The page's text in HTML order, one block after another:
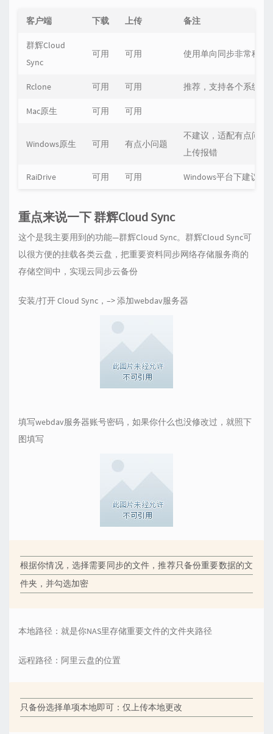
客户端 下载 上传 备注
群辉Cloud
Sync
可用 可用 使用单向同步非常稳定
Rclone 可用 可用 推荐，支持各个系统
Mac原生 可用 可用
Windows原生 可用 有点小问题
不建议，适配有点问题
上传报错
RaiDrive 可用 可用 Windows平台下建议用
重点来说一下 群辉Cloud Sync
这个是我主要用到的功能—群辉Cloud Sync。群辉Cloud Sync可
以很方便的挂载各类云盘，把重要资料同步网络存储服务商的
存储空间中，实现云同步云备份
安装/打开 Cloud Sync，–> 添加webdav服务器
填写webdav服务器账号密码，如果你什么也没修改过，就照下
图填写
根据你情况，选择需要同步的文件，推荐只备份重要数据的文
件夹，并勾选加密
本地路径：就是你NAS里存储重要文件的文件夹路径
远程路径：阿里云盘的位置
只备份选择单项本地即可：仅上传本地更改